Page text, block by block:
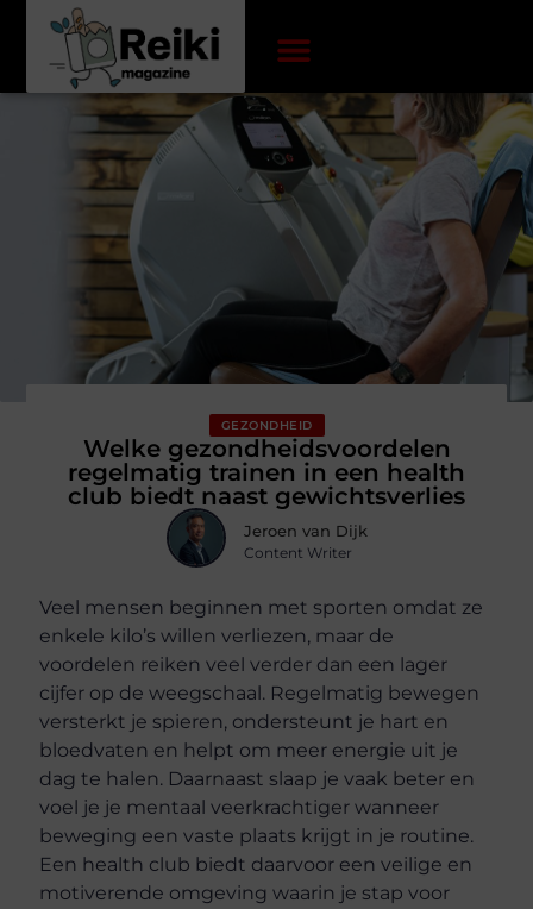
GEZONDHEID
Welke gezondheidsvoordelen
regelmatig trainen in een health
club biedt naast gewichtsverlies
Jeroen van Dijk
Content Writer
Veel mensen beginnen met sporten omdat ze
enkele kilo’s willen verliezen, maar de
voordelen reiken veel verder dan een lager
cijfer op de weegschaal. Regelmatig bewegen
versterkt je spieren, ondersteunt je hart en
bloedvaten en helpt om meer energie uit je
dag te halen. Daarnaast slaap je vaak beter en
voel je je mentaal veerkrachtiger wanneer
beweging een vaste plaats krijgt in je routine.
Een health club biedt daarvoor een veilige en
motiverende omgeving waarin je stap voor